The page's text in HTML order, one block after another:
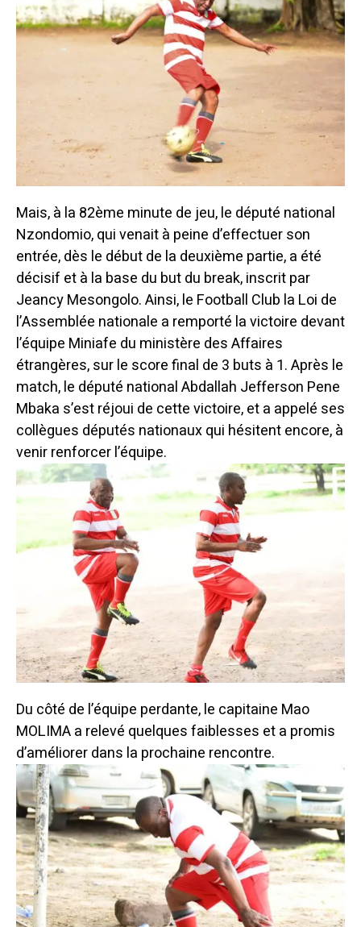
Mais, à la 82ème minute de jeu, le député national
Nzondomio, qui venait à peine d’effectuer son
entrée, dès le début de la deuxième partie, a été
décisif et à la base du but du break, inscrit par
Jeancy Mesongolo. Ainsi, le Football Club la Loi de
l’Assemblée nationale a remporté la victoire devant
l’équipe Miniafe du ministère des Affaires
étrangères, sur le score final de 3 buts à 1. Après le
match, le député national Abdallah Jefferson Pene
Mbaka s’est réjoui de cette victoire, et a appelé ses
collègues députés nationaux qui hésitent encore, à
venir renforcer l’équipe.
Du côté de l’équipe perdante, le capitaine Mao
MOLIMA a relevé quelques faiblesses et a promis
d’améliorer dans la prochaine rencontre.